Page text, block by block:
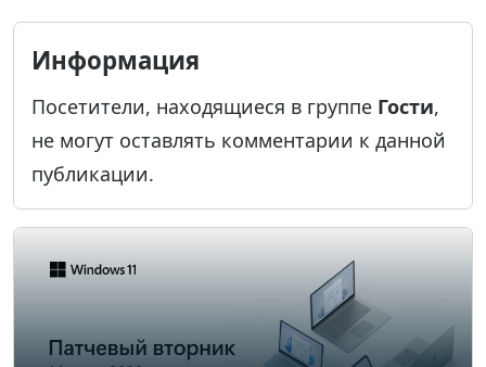
Информация
Посетители, находящиеся в группе Гости,
не могут оставлять комментарии к данной
публикации.